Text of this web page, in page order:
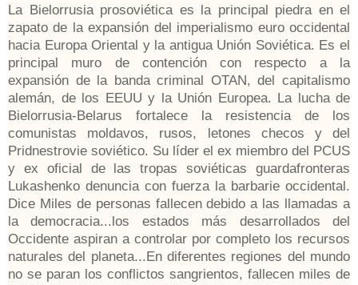
La Bielorrusia prosoviética es la principal piedra en el
zapato de la expansión del imperialismo euro occidental
hacia Europa Oriental y la antigua Unión Soviética. Es el
principal muro de contención con respecto a la
expansión de la banda criminal OTAN, del capitalismo
alemán, de los EEUU y la Unión Europea. La lucha de
Bielorrusia-Belarus fortalece la resistencia de los
comunistas moldavos, rusos, letones checos y del
Pridnestrovie soviético. Su líder el ex miembro del PCUS
y ex oficial de las tropas soviéticas guardafronteras
Lukashenko denuncia con fuerza la barbarie occidental.
Dice Miles de personas fallecen debido a las llamadas a
la democracia...los estados más desarrollados del
Occidente aspiran a controlar por completo los recursos
naturales del planeta...En diferentes regiones del mundo
no se paran los conflictos sangrientos, fallecen miles de